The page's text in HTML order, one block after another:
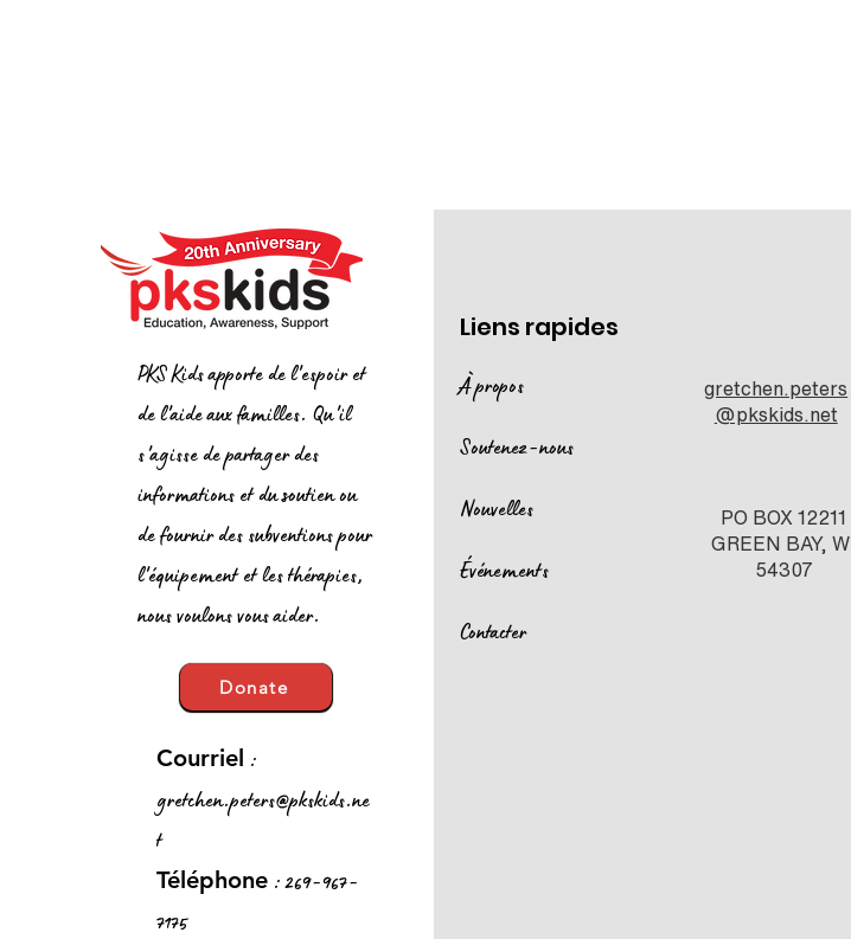
PKS Kids apporte de l'espoir et
de l'aide aux familles. Qu'il
s'agisse de partager des
informations et du soutien ou
de fournir des subventions pour
l'équipement et les thérapies,
nous voulons vous aider.
Donate
Courriel :
gretchen.peters@pkskids.ne
t
Téléphone : 269-967-
7175
Liens rapides
À propos
Soutenez-nous
Nouvelles
Événements
Contacter
gretchen.peters
@pkskids.net
PO BOX 12211
GREEN BAY, WI
54307